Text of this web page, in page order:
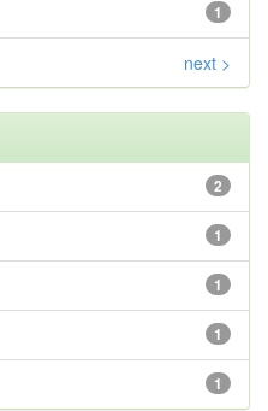
1
next >
2
1
1
1
1